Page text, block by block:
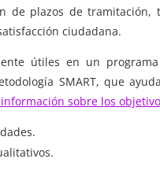
de plazos de tramitación,
ciudadana.
útiles en un
SMART, que
sobre los